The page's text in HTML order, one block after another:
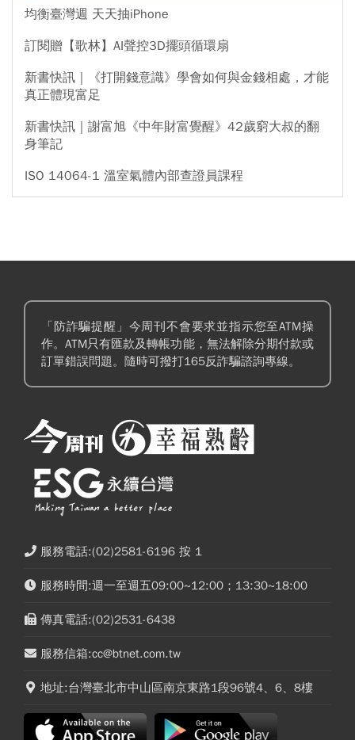
均衡臺灣週 天天抽iPhone
訂閱贈【歌林】AI聲控3D擺頭循環扇
新書快訊｜《打開錢意識》學會如何與金錢相處，才能
真正體現富足
新書快訊｜謝富旭《中年財富覺醒》42歲窮大叔的翻
身筆記
ISO 14064-1 溫室氣體內部查證員課程
「防詐騙提醒」今周刊不會要求並指示您至ATM操
作。ATM只有匯款及轉帳功能，無法解除分期付款或
訂單錯誤問題。隨時可撥打165反詐騙諮詢專線。
服務電話:(02)2581-6196 按 1
服務時間:週一至週五09:00~12:00；13:30~18:00
傳真電話:(02)2531-6438
服務信箱:cc@btnet.com.tw
地址:台灣臺北市中山區南京東路1段96號4、6、8樓